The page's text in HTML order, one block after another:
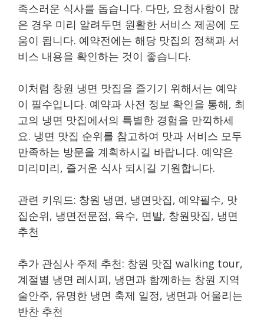
족스러운 식사를 돕습니다. 다만, 요청사항이 많
은 경우 미리 알려두면 원활한 서비스 제공에 도
움이 됩니다. 예약전에는 해당 맛집의 정책과 서
비스 내용을 확인하는 것이 좋습니다.
이처럼 창원 냉면 맛집을 즐기기 위해서는 예약
이 필수입니다. 예약과 사전 정보 확인을 통해, 최
고의 냉면 맛집에서의 특별한 경험을 만끽하세
요. 냉면 맛집 순위를 참고하여 맛과 서비스 모두
만족하는 방문을 계획하시길 바랍니다. 예약은
미리미리, 즐거운 식사 되시길 기원합니다.
관련 키워드: 창원 냉면, 냉면맛집, 예약필수, 맛
집순위, 냉면전문점, 육수, 면발, 창원맛집, 냉면
추천
추가 관심사 주제 추천: 창원 맛집 walking tour,
계절별 냉면 레시피, 냉면과 함께하는 창원 지역
술안주, 유명한 냉면 축제 일정, 냉면과 어울리는
반찬 추천